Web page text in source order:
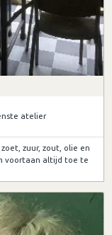
atelier
zuur, zout, olie en
voortaan altijd toe te